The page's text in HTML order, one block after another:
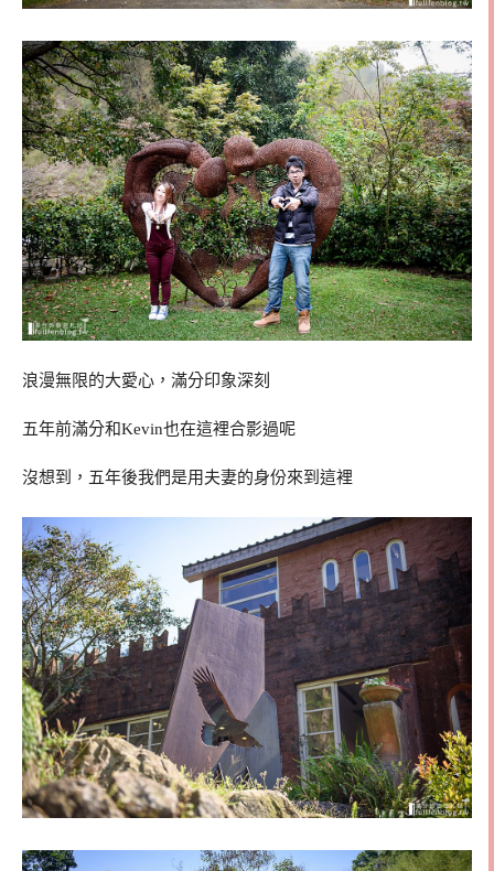
浪漫無限的大愛心，滿分印象深刻
五年前滿分和Kevin也在這裡合影過呢
沒想到，五年後我們是用夫妻的身份來到這裡